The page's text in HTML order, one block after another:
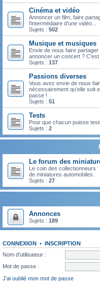
Cinéma et vidéo
Annoncer un film, faire
l'intermédiaire d'une vidéo...
Sujets : 502
Musique et musiques
Envie de nous faire
annoncer un concert ?
Sujets : 137
Passions diverses
Vous avez envie de nous
nécessairement qu'elle soit
passe !
Sujets : 51
Tests
Pour que chacun puisse
Sujets : 2
Le forum des
Le coin des collectionneurs
de miniatures automobiles.
Sujets : 27
Annonces
Sujets : 189
CONNEXION • INSCRIPTION
Nom d’utilisateur :
Mot de passe :
J’ai oublié mon mot de passe